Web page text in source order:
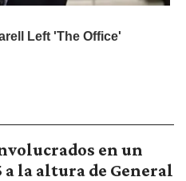
en un
a la altura de General